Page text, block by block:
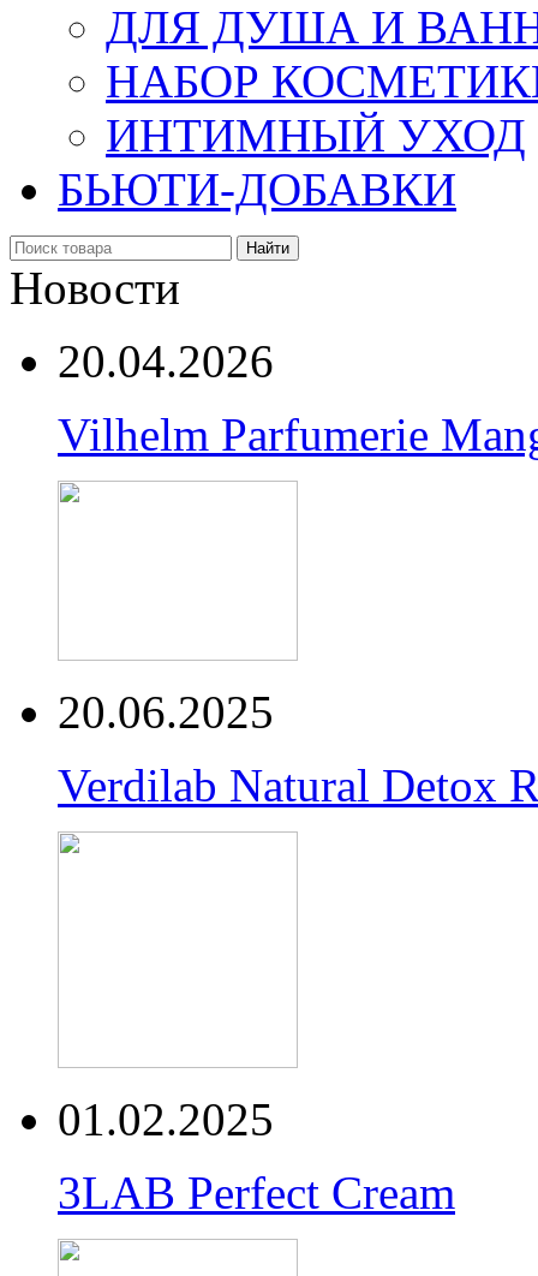
ДЛЯ ДУША И
НАБОР
ИНТИМНЫЙ УХОД
БЬЮТИ-ДОБАВКИ
Найти
Новости
20.04.2026
Vilhelm Parfumerie
20.06.2025
Verdilab Natural Detox
01.02.2025
3LAB Perfect Cream